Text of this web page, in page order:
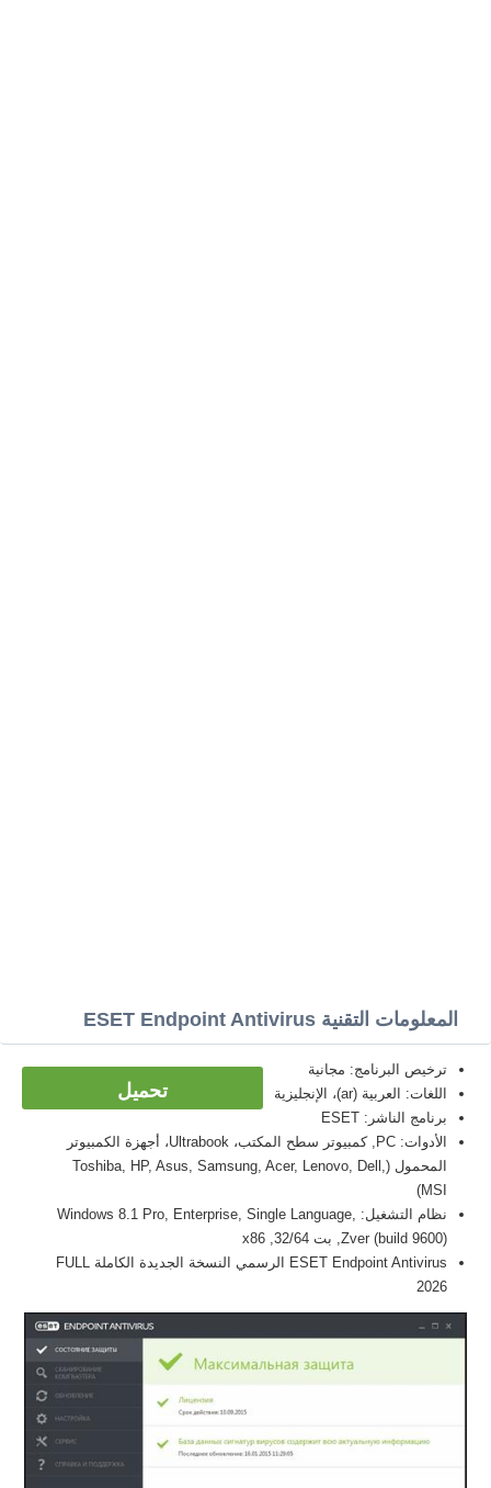
المعلومات التقنية ESET Endpoint Antivirus
تحميل
ترخيص البرنامج: مجانية
اللغات: العربية (ar)، الإنجليزية
برنامج الناشر: ESET
الأدوات: PC, كمبيوتر سطح المكتب، Ultrabook، أجهزة الكمبيوتر
المحمول (Toshiba, HP, Asus, Samsung, Acer, Lenovo, Dell,
MSI)
نظام التشغيل: Windows 8.1 Pro, Enterprise, Single Language,
Zver (build 9600), بت 32/64, x86
ESET Endpoint Antivirus الرسمي النسخة الجديدة الكاملة FULL
2026